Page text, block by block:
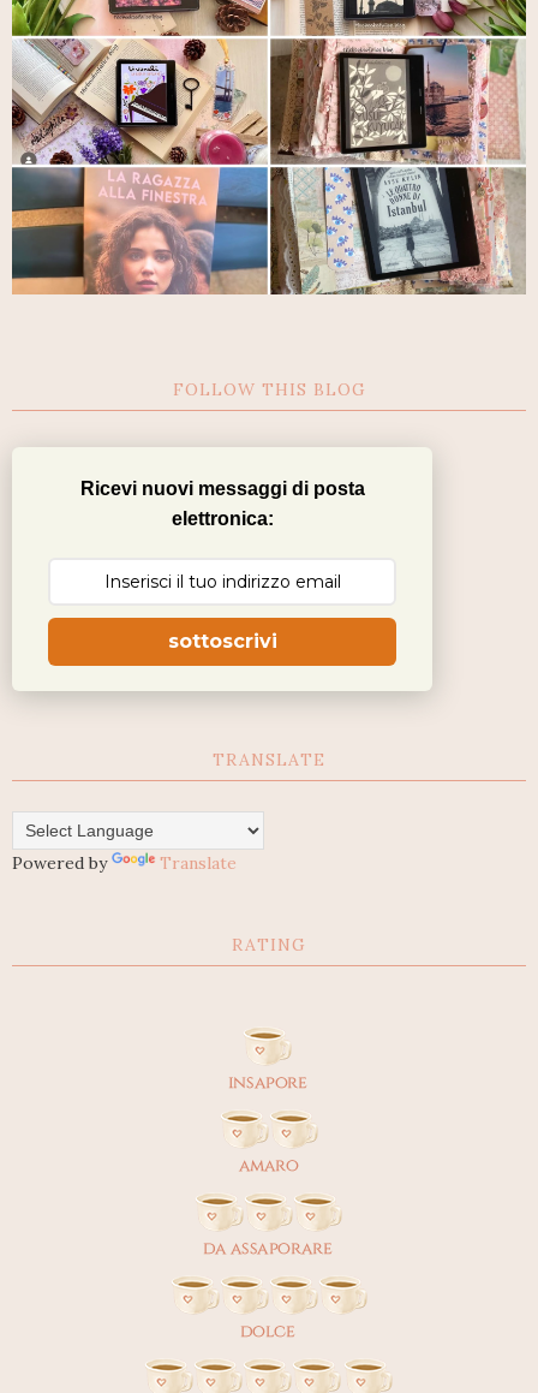
FOLLOW THIS BLOG
Ricevi nuovi messaggi di posta
elettronica:
sottoscrivi
TRANSLATE
Powered by Translate
RATING